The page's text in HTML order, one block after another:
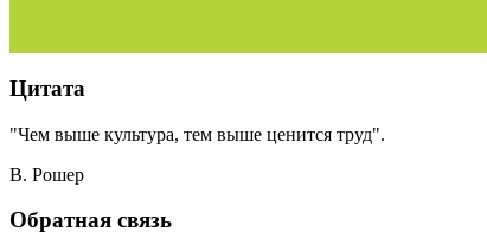
Цитата
"Чем выше культура, тем выше ценится труд".
В. Рошер
Обратная связь